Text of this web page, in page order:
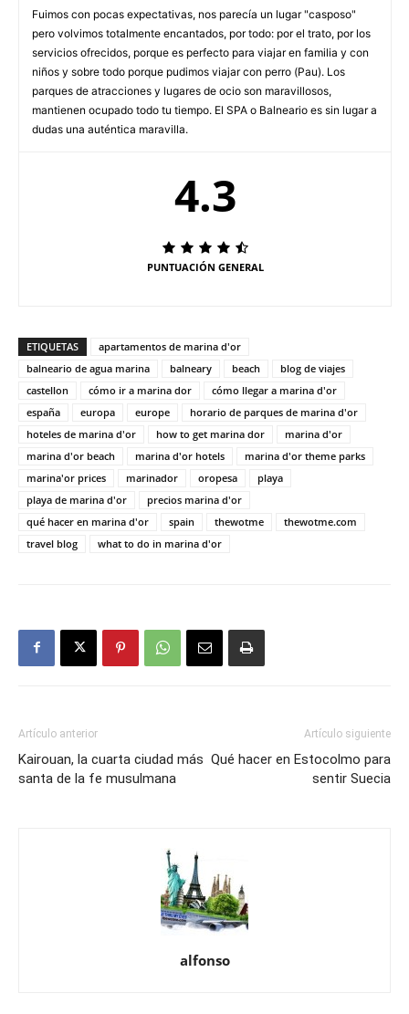
Fuimos con pocas expectativas, nos parecía un lugar "casposo"
pero volvimos totalmente encantados, por todo: por el trato, por los
servicios ofrecidos, porque es perfecto para viajar en familia y con
niños y sobre todo porque pudimos viajar con perro (Pau). Los
parques de atracciones y lugares de ocio son maravillosos,
mantienen ocupado todo tu tiempo. El SPA o Balneario es sin lugar a
dudas una auténtica maravilla.
4.3
PUNTUACIÓN GENERAL
ETIQUETAS
apartamentos de marina d'or
balneario de agua marina
balneary beach
blog de viajes
castellon
cómo ir a marina dor
cómo llegar a marina d'or
españa
europa europe
horario de parques de marina d'or
hoteles de marina d'or
how to get marina dor
marina d'or
marina d'or beach
marina d'or hotels
marina d'or theme parks
marina'or prices
marinador oropesa
playa
playa de marina d'or
precios marina d'or
qué hacer en marina d'or
spain thewotme
thewotme.com
travel blog
what to do in marina d'or
Artículo anterior
Kairouan, la cuarta ciudad más
santa de la fe musulmana
Artículo siguiente
Qué hacer en Estocolmo para
sentir Suecia
alfonso